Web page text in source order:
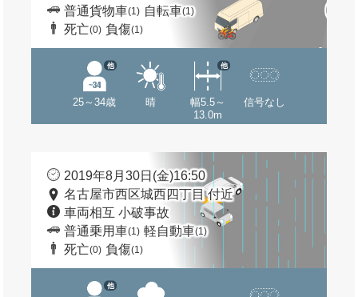
普通貨物車(1) 自転車(1)
死亡(0) 負傷(1)
25～34歳
他
晴
幅5.5～
13.0m
他
信号なし
2019年8月30日(金)16:50
名古屋市西区城西四丁目 付近
車両相互 小破事故
普通乗用車(1) 軽自動車(1)
死亡(0) 負傷(1)
他